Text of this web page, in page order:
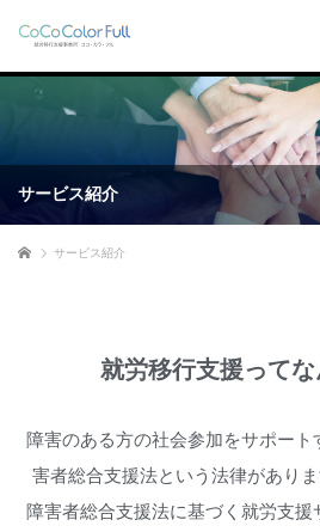
サービス紹介
ホーム サービス紹介
就労移行支援ってな
障害のある方の社会参加をサポー
害者総合支援法という法律がありま
障害者総合支援法に基づく就労支援